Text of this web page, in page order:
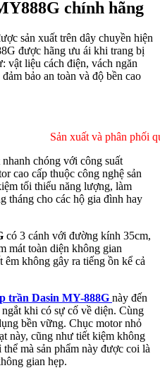
chính hãng
sản xuất trên dây chuyền hiện
được hãng ưu ái khi trang bị
vật liệu cách điện, vách ngăn
bảo an toàn và độ bền cao
phối quạt ốp trần
nhanh chóng với công suất
cao cấp thuộc công nghệ sản
tối thiểu năng lượng, làm
tháng cho các hộ gia đình hay
có 3 cánh với đường kính 35cm,
mát toàn diện không gian
êm không gây ra tiếng ồn kể cả
trần Dasin MY-888G này đến
khi có sự cố về diện. Cùng
bền vững. Chục motor nhỏ
này, cũng như tiết kiệm không
mà sản phẩm này được coi là
gian hẹp.